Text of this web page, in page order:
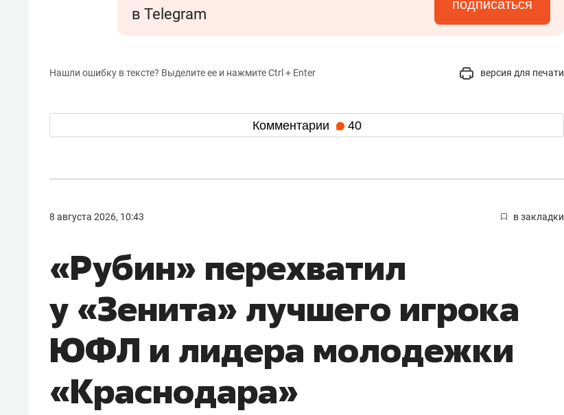
в Telegram
подписаться
Нашли ошибку в тексте? Выделите ее и нажмите Ctrl + Enter версия для печати
Комментарии 40
8 августа 2026, 10:43 в закладки
«Рубин» перехватил
у «Зенита» лучшего игрока
ЮФЛ и лидера молодежки
«Краснодара»